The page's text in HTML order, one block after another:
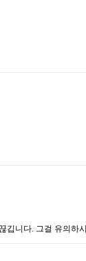
깁니다. 그걸 유의하